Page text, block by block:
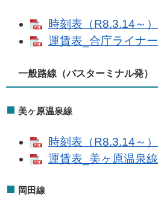
時刻表（R8.3.14～）
運賃表_合庁ライナー
一般路線（バスターミナル発）
美ヶ原温泉線
時刻表（R8.3.14～）
運賃表_美ヶ原温泉線
岡田線